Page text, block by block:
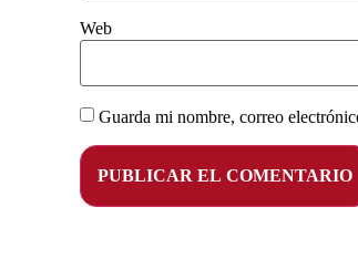
Web
Guarda mi nombre, correo